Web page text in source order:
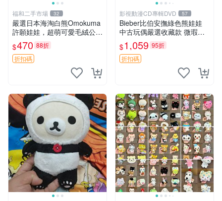
福和二手市場 32
嚴選日本海淘白熊Omokuma
許願娃娃，超萌可愛毛絨公仔
推薦收藏 白熊 Omokuma 毛
絨玩具 偽裝娃娃 玩具擺飾
$470 88折
折扣碼
影視動漫CD專輯DVD 57
Bieber比伯安撫綠色熊娃娃
中古玩偶嚴選收藏款 微瑕輕
度使用 Bieber綠熊娃娃 中古
玩偶 微瑕
$1,059 95折
折扣碼